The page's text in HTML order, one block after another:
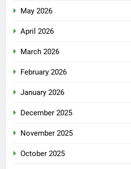
May 2026
April 2026
March 2026
February 2026
January 2026
December 2025
November 2025
October 2025